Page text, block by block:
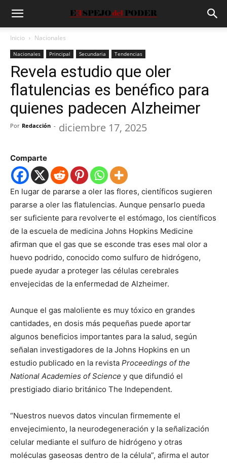
Inicio Nacionales
Nacionales Principal Secundaria Tendencias
Revela estudio que oler
flatulencias es benéfico para
quienes padecen Alzheimer
Por Redacción - diciembre 17, 2025
Comparte
En lugar de pararse a oler las flores, científicos sugieren
pararse a oler las flatulencias. Aunque pensarlo pueda
ser suficiente para revolverte el estómago, los científicos
de la escuela de medicina Johns Hopkins Medicine
afirman que el gas que se esconde tras eses mal olor a
huevo podrido, conocido como sulfuro de hidrógeno,
puede ayudar a proteger las células cerebrales
envejecidas de la enfermedad de Alzheimer.
Aunque el gas maloliente es muy tóxico en grandes
cantidades, en dosis más pequeñas puede aportar
algunos beneficios importantes para la salud, según
señalan investigadores de la Johns Hopkins en un
estudio publicado en la revista Proceedings of the
National Academies of Science y que difundió el
prestigiado diario británico The Independent.
“Nuestros nuevos datos vinculan firmemente el
envejecimiento, la neurodegeneración y la señalización
celular mediante el sulfuro de hidrógeno y otras
moléculas gaseosas dentro de la célula”, afirma el autor